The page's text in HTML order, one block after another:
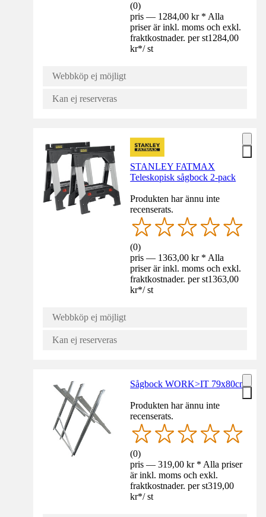
(0)
pris — 1284,00 kr * Alla
priser är inkl. moms och exkl.
fraktkostnader. per st1284,00
kr*/ st
Webbköp ej möjligt
Kan ej reserveras
STANLEY FATMAX
Teleskopisk sågbock 2-pack
Produkten har ännu inte
recenserats.
(0)
pris — 1363,00 kr * Alla
priser är inkl. moms och exkl.
fraktkostnader. per st1363,00
kr*/ st
Webbköp ej möjligt
Kan ej reserveras
Sågbock WORK>IT 79x80cm
Produkten har ännu inte
recenserats.
(0)
pris — 319,00 kr * Alla priser
är inkl. moms och exkl.
fraktkostnader. per st319,00
kr*/ st